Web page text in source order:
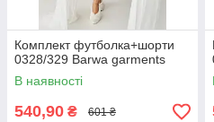
Комплект футболка+шорти
0328/329 Barwa garments
В наявності
540,90 ₴ 601 ₴